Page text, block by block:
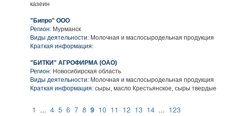
казеин
"Бипро" ООО
Регион: Мурманск
Виды деятельности: Молочная и маслосыродельная продукция
Краткая информация:
"БИТКИ" АГРОФИРМА (ОАО)
Регион: Новосибирская область
Виды деятельности: Молочная и маслосыродельная продукция
Краткая информация: сыры, масло Крестьянское, сыры твердые
1 ... 4 5 6 7 8 9 10 11 12 13 14 ... 123